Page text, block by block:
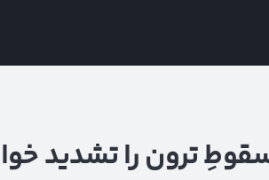
ترون را تشدید